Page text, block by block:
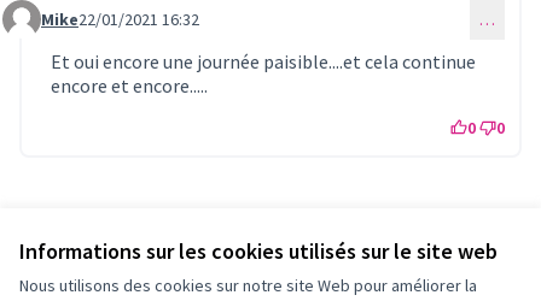
Informations sur les cookies utilisés sur le site web
Nous utilisons des cookies sur notre site Web pour améliorer la
Commentaire 233 (réponse au commentaire 232)
Mike22/01/2021 16:32 …
Et oui encore une journée paisible....et cela continue
encore et encore.....
0 0
Vérifiez l'empreinte numérique